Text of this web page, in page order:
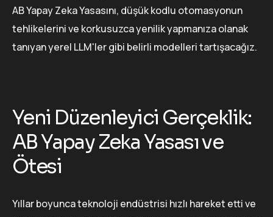
AB Yapay Zeka Yasasını, düşük kodlu otomasyonun
tehlikelerini ve korkusuzca yenilik yapmanıza olanak
tanıyan yerel LLM'ler gibi belirli modelleri tartışacağız.
Yeni Düzenleyici Gerçeklik:
AB Yapay Zeka Yasası ve
Ötesi
Yıllar boyunca teknoloji endüstrisi hızlı hareket etti ve